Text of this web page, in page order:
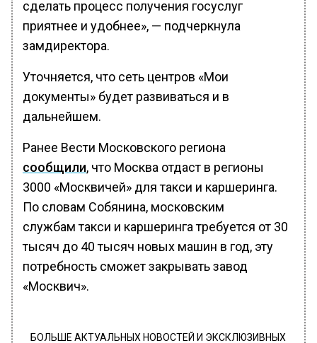
сделать процесс получения госуслуг
приятнее и удобнее», — подчеркнула
замдиректора.
Уточняется, что сеть центров «Мои
документы» будет развиваться и в
дальнейшем.
Ранее Вести Московского региона
сообщили, что Москва отдаст в регионы
3000 «Москвичей» для такси и каршеринга.
По словам Собянина, московским
службам такси и каршеринга требуется от 30
тысяч до 40 тысяч новых машин в год, эту
потребность сможет закрывать завод
«Москвич».
БОЛЬШЕ АКТУАЛЬНЫХ НОВОСТЕЙ И ЭКСКЛЮЗИВНЫХ